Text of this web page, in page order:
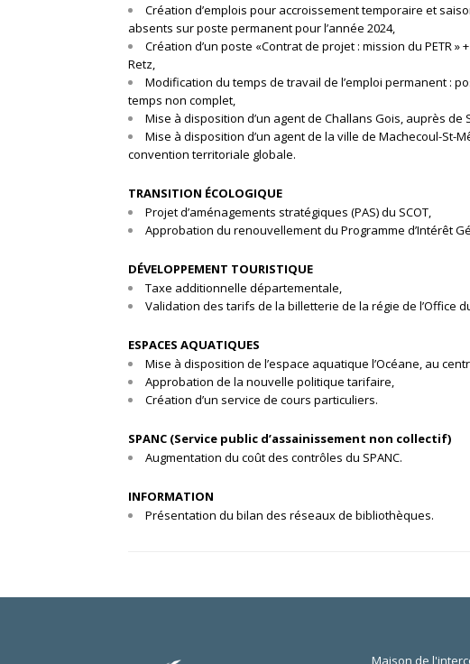
Création d’emplois pour accroissement temporaire et
absents sur poste permanent pour l’année 2024,
Création d’un poste «Contrat de projet : mission du PETR
Retz,
Modification du temps de travail de l’emploi permanent :
temps non complet,
Mise à disposition d’un agent de Challans Gois, auprès de
Mise à disposition d’un agent de la ville de Machecoul-St-
convention territoriale globale.
TRANSITION ÉCOLOGIQUE
Projet d’aménagements stratégiques (PAS) du SCOT,
Approbation du renouvellement du Programme d’Intérêt
DÉVELOPPEMENT TOURISTIQUE
Taxe additionnelle départementale,
Validation des tarifs de la billetterie de la régie de l’Office
ESPACES AQUATIQUES
Mise à disposition de l’espace aquatique l’Océane, au
Approbation de la nouvelle politique tarifaire,
Création d’un service de cours particuliers.
SPANC (Service public d’assainissement non collectif)
Augmentation du coût des contrôles du SPANC.
INFORMATION
Présentation du bilan des réseaux de bibliothèques.
Maison de